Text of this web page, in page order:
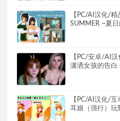
【PC/AI汉化/精
SUMMER ~夏
【PC/安卓/AI
潇洒女孩的告白
【PC/AI汉化/
耳娘（强行）玩野